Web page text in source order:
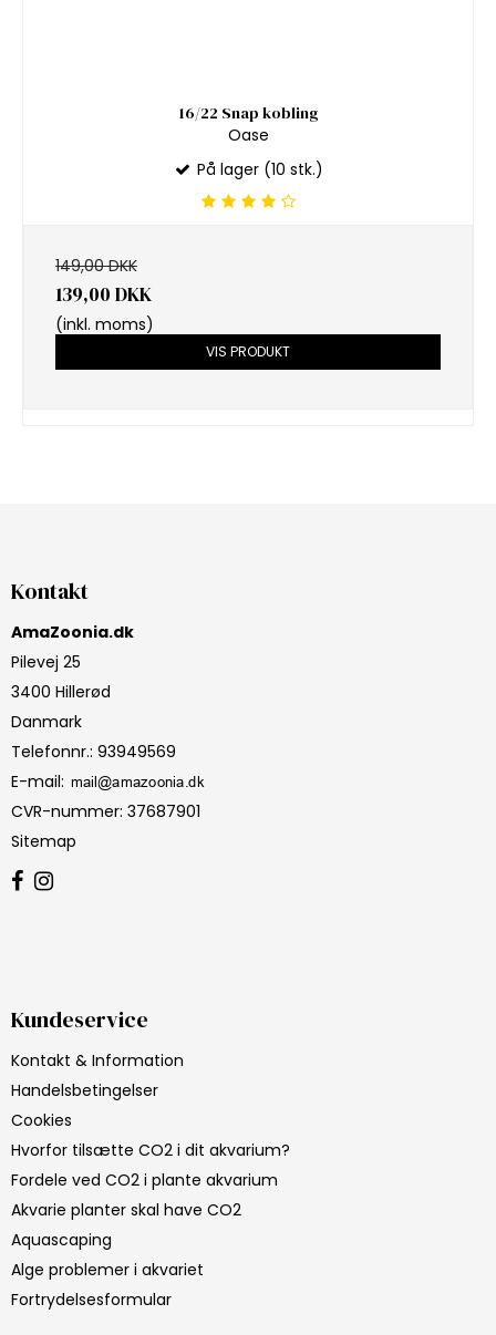
16/22 Snap kobling
Oase
På lager (10 stk.)
149,00 DKK
139,00 DKK
(inkl. moms)
VIS PRODUKT
Kontakt
AmaZoonia.dk
Pilevej 25
3400 Hillerød
Danmark
Telefonnr.: 93949569
E-mail:
CVR-nummer: 37687901
Sitemap
Kundeservice
Kontakt & Information
Handelsbetingelser
Cookies
Hvorfor tilsætte CO2 i dit akvarium?
Fordele ved CO2 i plante akvarium
Akvarie planter skal have CO2
Aquascaping
Alge problemer i akvariet
Fortrydelsesformular